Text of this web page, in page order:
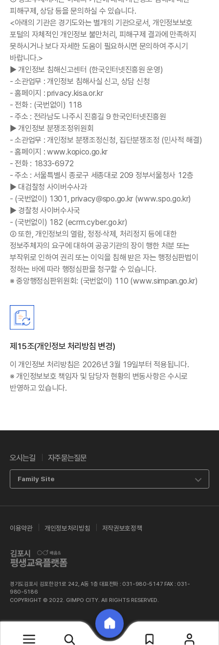
피해구제, 상담 등을 문의하실 수 있습니다.
<아래의 기관은 경기도와는 별개의 기관으로서, 개인정보보호
포털의 자체적인 개인정보 불만처리, 피해구제 결과에 만족하지
못하시거나 보다 자세한 도움이 필요하시면 문의하여 주시기
바랍니다.>
▶ 개인정보 침해신고센터 (한국인터넷진흥원 운영)
- 소관업무 : 개인정보 침해사실 신고, 상담 신청
- 홈페이지 :privacy.kisa.or.kr
- 전화 : (국번없이) 118
- 주소 : 전라남도 나주시 진흥길 9 한국인터넷진흥원
▶ 개인정보 분쟁조정위원회
- 소관업무 : 개인정보 분쟁조정신청, 집단분쟁조정 (민사적 해결)
- 홈페이지 :www.kopico.go.kr
- 전화 : 1833-6972
- 주소 : 서울특별시 종로구 세종대로 209 정부서울청사 12층
▶ 대검찰청 사이버수사과
- (국번없이) 1301 ,privacy@spo.go.kr(www.spo.go.kr)
▶ 경찰청 사이버수사국
- (국번없이) 182 (ecrm.cyber.go.kr)
② 또한, 개인정보의 열람, 정정·삭제, 처리정지 등에 대한
정보주체자의 요구에 대하여 공공기관의 장이 행한 처분 또는
부작위로 인하여 권리 또는 이익을 침해 받은 자는 행정심판법이
정하는 바에 따라 행정심판을 청구할 수 있습니다.
※ 중앙행정심판위원회: (국번없이) 110 (www.simpan.go.kr)
제15조(개인정보 처리방침 변경)
이 개인정보 처리방침은 2026년 3월 19일부터 적용됩니다.
※ 개인정보보호 책임자 및 담당자 현황의 변동사항은 수시로
반영하고 있습니다.
오시는길 자주묻는질문
Family Site
이용약관 개인정보처리방침 저작권보호정책
경기도김포시 김포한강1로 242, A동 1층 대표전화 : 031-980-5147 FAX : 031-
980-5186
COPYRIGHT © 2022. GIMPO CITY. All RIGHTS RESERVED.